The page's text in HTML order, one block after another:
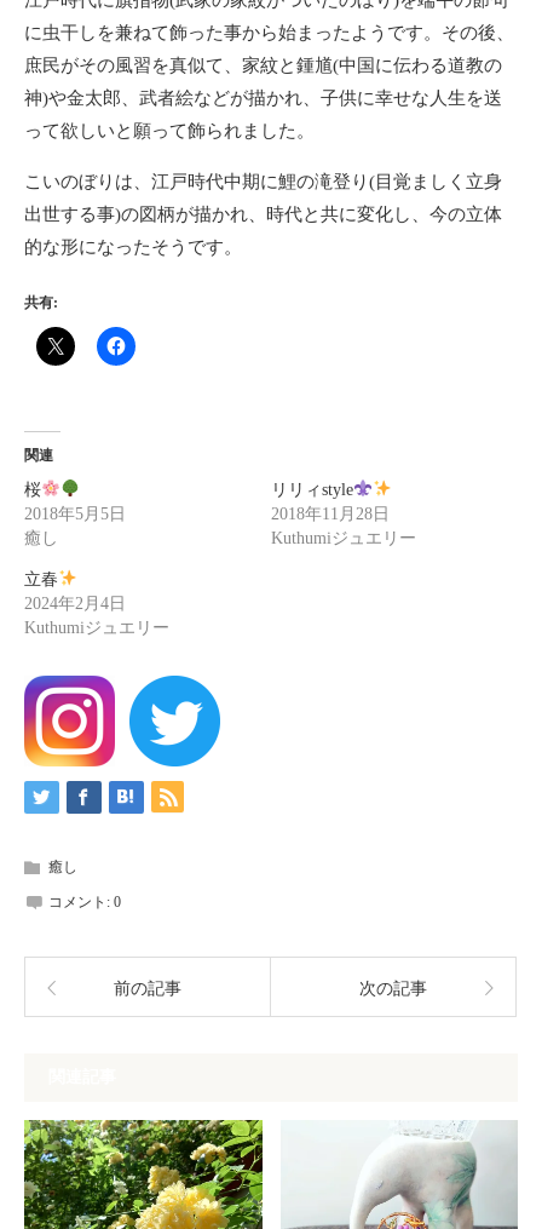
に虫干しを兼ねて飾った事から始まったようです。その後、
庶民がその風習を真似て、家紋と鍾馗(中国に伝わる道教の
神)や金太郎、武者絵などが描かれ、子供に幸せな人生を送
って欲しいと願って飾られました。
こいのぼりは、江戸時代中期に鯉の滝登り(目覚ましく立身
出世する事)の図柄が描かれ、時代と共に変化し、今の立体
的な形になったそうです。
共有:
関連
桜
2018年5月5日
癒し
リリィstyle
2018年11月28日
Kuthumiジュエリー
立春
2024年2月4日
Kuthumiジュエリー
癒し
コメント: 0
前の記事 次の記事